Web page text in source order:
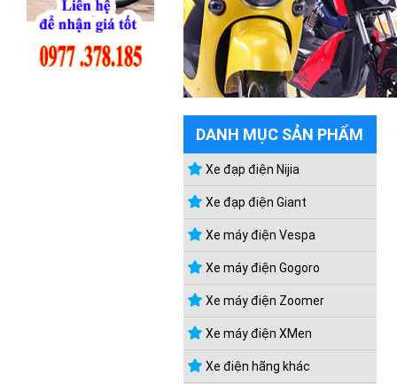
DANH MỤC SẢN PHẨM
Xe đạp điện Nijia
Xe đạp điện Giant
Xe máy điện Vespa
Xe máy điện Gogoro
Xe máy điện Zoomer
Xe máy điện XMen
Xe điện hãng khác